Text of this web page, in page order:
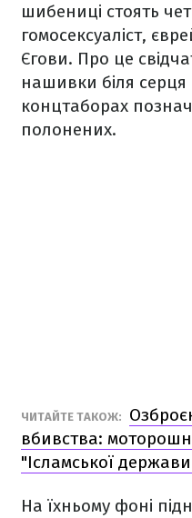
шибениці стоять
гомосексуаліст,
Єгови. Про це
нашивки біля серця
концтаборах
полонених.
ЧИТАЙТЕ ТАКОЖ:
вбивства:
"Ісламської
На їхньому фоні